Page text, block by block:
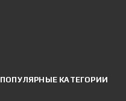
ПОПУЛЯРНЫЕ КАТЕГОРИИ